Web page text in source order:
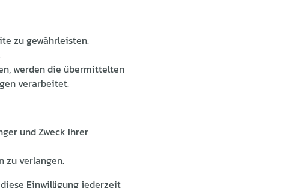
zu gewährleisten.
werden die übermittelten
verarbeitet.
und Zweck Ihrer
zu verlangen.
Einwilligung jederzeit